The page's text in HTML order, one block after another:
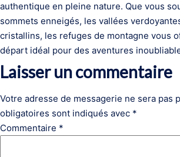
authentique en pleine nature. Que vous
sommets enneigés, les vallées
cristallins, les refuges de montagne vous
départ idéal pour des aventures
Laisser un commentaire
Votre adresse de messagerie ne sera pas
obligatoires sont indiqués avec *
Commentaire *